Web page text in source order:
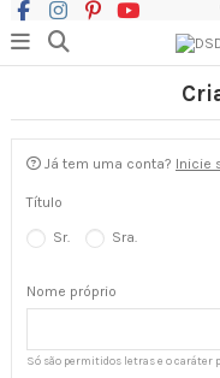
Já tem uma conta? Inicie
Título
Sr. Sra.
Nome próprio
Só são permitidos letras e o caráter